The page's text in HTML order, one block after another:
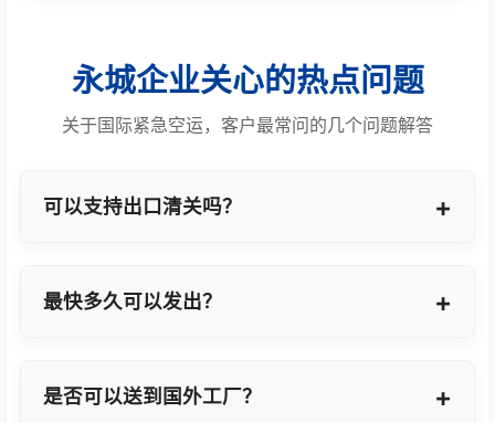
永城企业关心的热点问题
关于国际紧急空运，客户最常问的几个问题解答
可以支持出口清关吗？
最快多久可以发出？
是否可以送到国外工厂？